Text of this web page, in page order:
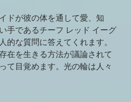
ドが彼の体を通して愛、知
手であるチーフ レッド イーグ
な質問に答えてくれます。
在を生きる方法が議論されて
て目覚めます。光の輪は人々